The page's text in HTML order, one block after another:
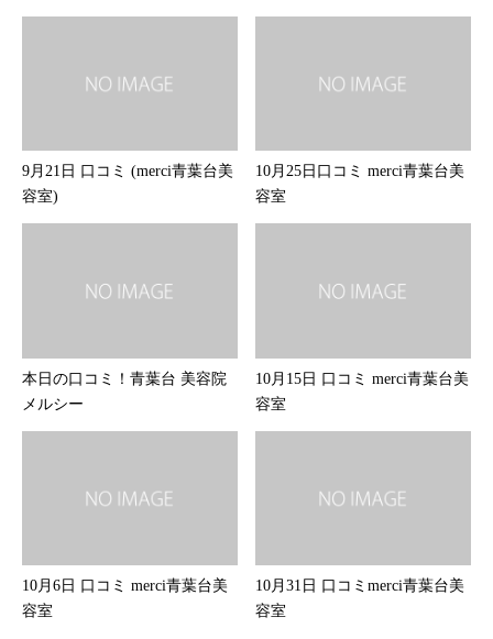
9月21日 口コミ (merci青葉台美
容室)
10月25日口コミ merci青葉台美
容室
本日の口コミ！青葉台 美容院
メルシー
10月15日 口コミ merci青葉台美
容室
10月6日 口コミ merci青葉台美
容室
10月31日 口コミmerci青葉台美
容室